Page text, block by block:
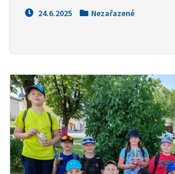
24.6.2025 Nezařazené